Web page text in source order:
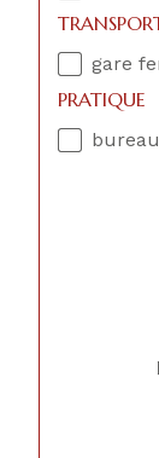
gare
PRATIQUE